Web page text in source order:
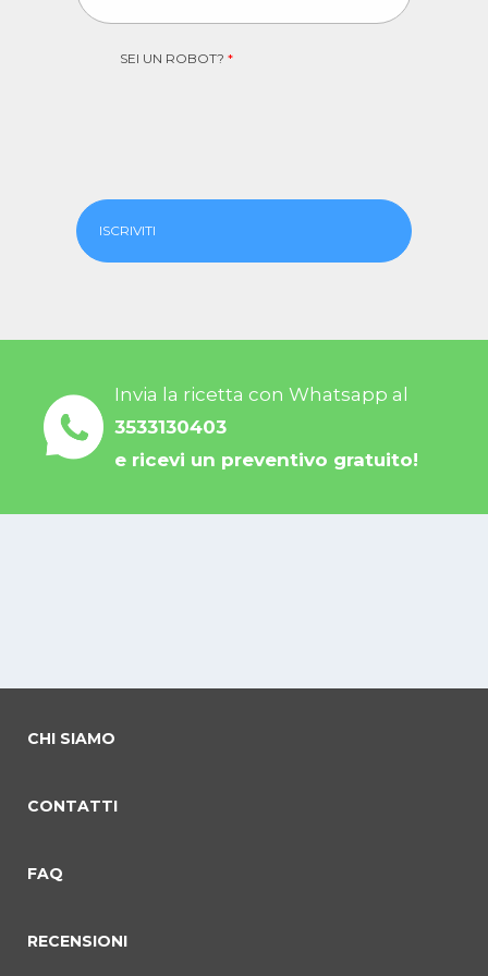
SEI UN ROBOT? *
ISCRIVITI
Invia la ricetta con Whatsapp al
3533130403
e ricevi un preventivo gratuito!
CHI SIAMO
CONTATTI
FAQ
RECENSIONI